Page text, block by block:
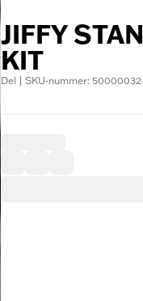
JIFFY
KIT
Del | SKU-nummer: 50000032